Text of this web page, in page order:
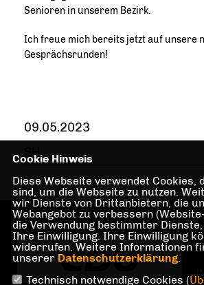
Senioren in unserem Bezirk.
Ich freue mich bereits jetzt auf unsere
Gesprächsrunden!
09.05.2023
SH
Cookie Hinweis
Diese Webseite verwendet Cookies,
sind, um die Webseite zu nutzen.
wir Dienste von Drittanbietern, die
Webangebot zu verbessern
die Verwendung bestimmter
Ihre Einwilligung. Ihre Einwilligung
widerrufen. Weitere Informationen
unserer Datenschutzerklärung.
Technisch notwendige Cookies (